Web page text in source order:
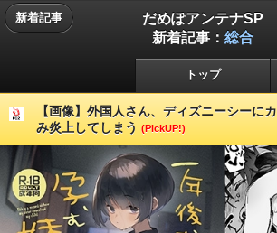
新着記事
だめぽアンテナSP
新着記事： 総合
トップ
【画像】外国人さん、ディズニーシーに
み炎上してしまう (PickUP!)